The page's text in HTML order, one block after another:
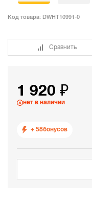
Код товара: DWHT10991-0
Сравнить
1 920 ₽
нет в наличии
+ 58бонусов